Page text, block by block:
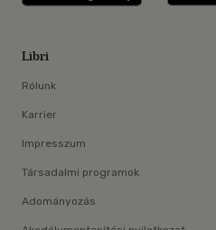
Libri
Rólunk
Karrier
Impresszum
Társadalmi programok
Adományozás